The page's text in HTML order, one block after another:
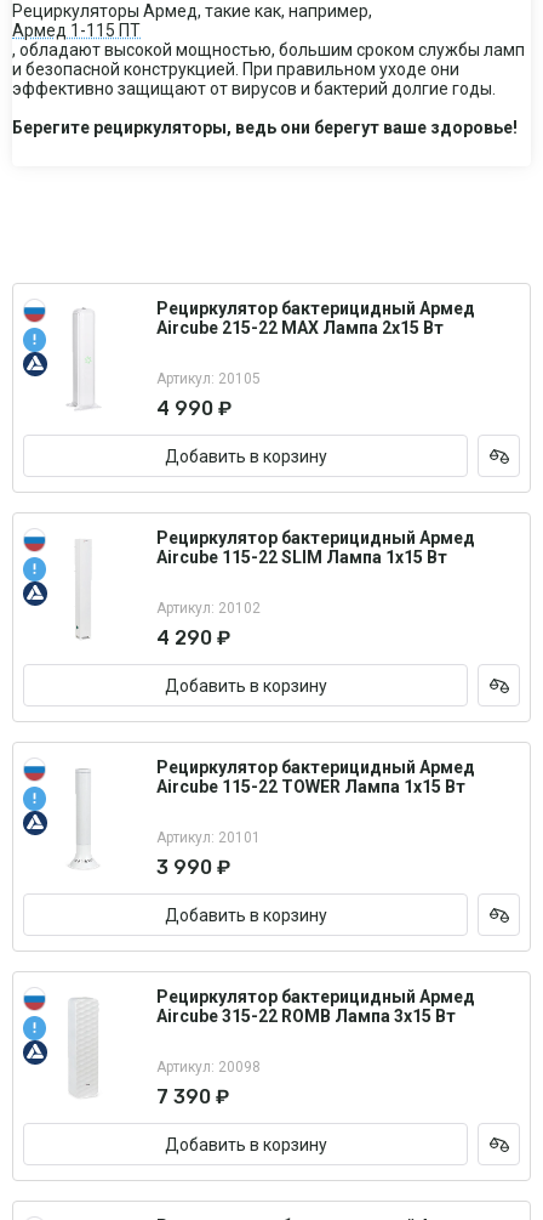
Рециркуляторы Армед, такие как, например,
Армед 1-115 ПТ
, обладают высокой мощностью, большим сроком службы ламп
и безопасной конструкцией. При правильном уходе они
эффективно защищают от вирусов и бактерий долгие годы.
Берегите рециркуляторы, ведь они берегут ваше здоровье!
Рециркулятор бактерицидный Армед
Aircube 215-22 MAX Лампа 2х15 Вт
Артикул: 20105
4 990 ₽
Добавить в корзину
Рециркулятор бактерицидный Армед
Aircube 115-22 SLIM Лампа 1х15 Вт
Артикул: 20102
4 290 ₽
Добавить в корзину
Рециркулятор бактерицидный Армед
Aircube 115-22 TOWER Лампа 1х15 Вт
Артикул: 20101
3 990 ₽
Добавить в корзину
Рециркулятор бактерицидный Армед
Aircube 315-22 ROMB Лампа 3х15 Вт
Артикул: 20098
7 390 ₽
Добавить в корзину